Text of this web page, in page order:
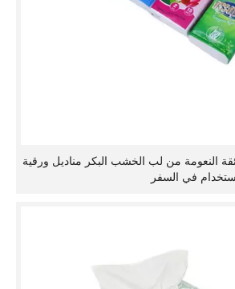
النعومة من لب الخشب البكر مناديل ورقية
في السفر